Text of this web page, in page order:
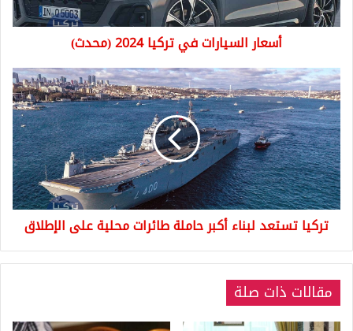
أسعار السيارات في تركيا 2024 (محدث)
تركيا
تستعد
لبناء
أكبر
حاملة
طائرات
محلية
على
الإطلاق
تركيا تستعد لبناء أكبر حاملة طائرات محلية على الإطلاق
مقالات ذات صلة